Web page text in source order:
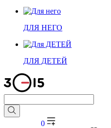
ДЛЯ НЕГО
ДЛЯ ДЕТЕЙ
0